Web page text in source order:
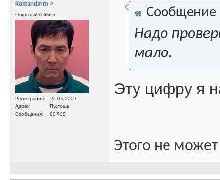
Komandarm
Открытый геймер
Регистрация
23.05.2007
Адрес
Пустошь
Сообщения
80,935
Сообщение
Надо
мало.
Эту цифру я
Этого не